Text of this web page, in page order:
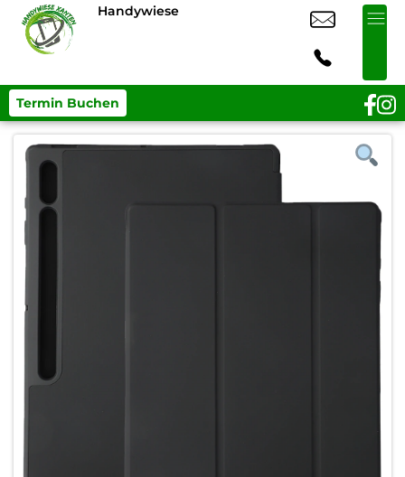
Handywiese
Termin Buchen